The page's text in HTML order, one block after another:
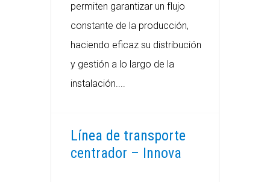
permiten garantizar un flujo
constante de la producción,
haciendo eficaz su distribución
y gestión a lo largo de la
instalación....
Línea de transporte
centrador – Innova